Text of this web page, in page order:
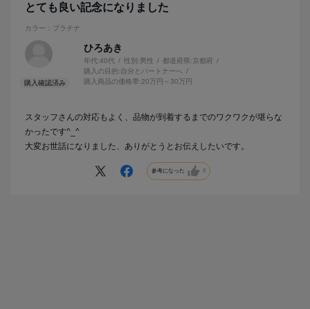
とても良い記念になりました
カラー：プラチナ
ひろあき
年代:40代 性別:男性 都道府県:京都府
購入の目的:自分とパートナーへ
購入商品の価格帯:20万円～30万円
スタッフさんの対応もよく、品物が到着するまでのワクワクが堪らな
かったです^_^
大変お世話になりました、ありがとうとお伝えしたいです。
参考になった 0